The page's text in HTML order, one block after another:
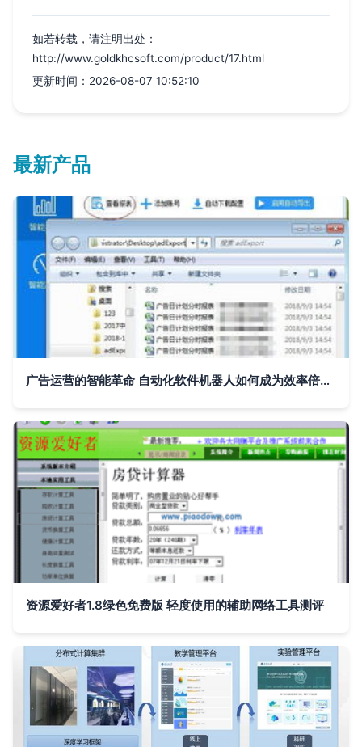
如若转载，请注明出处：
http://www.goldkhcsoft.com/product/17.html
更新时间：2026-08-07 10:52:10
最新产品
广告运营的智能革命 自动化软件机器人如何成为效率倍增器
资源爱好者1.8绿色免费版 轻度使用的辅助网络工具测评